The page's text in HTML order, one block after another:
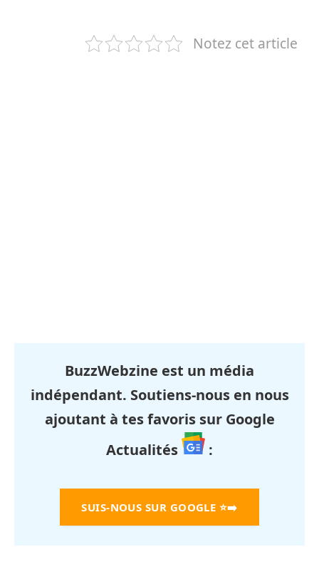
Notez cet article
BuzzWebzine est un média
indépendant. Soutiens-nous en nous
ajoutant à tes favoris sur Google
Actualités
:
SUIS-NOUS SUR GOOGLE ⭐➡️